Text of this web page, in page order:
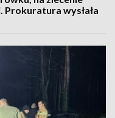
Prokuratura wysłała